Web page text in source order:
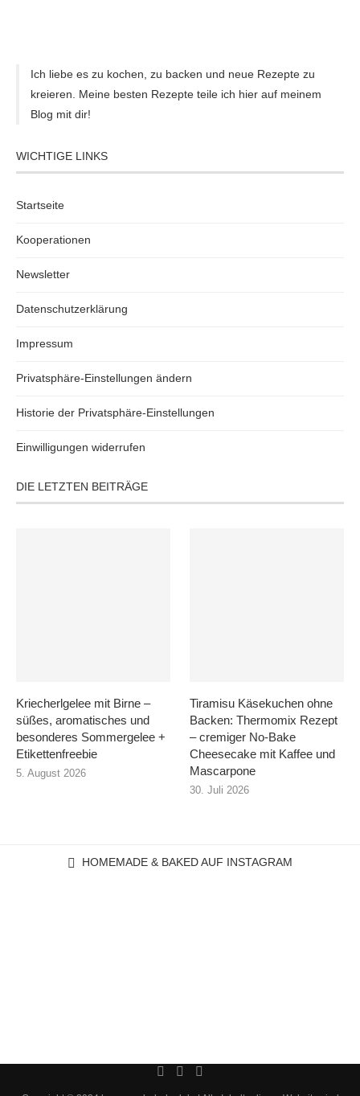
Ich liebe es zu kochen, zu backen und neue Rezepte zu
kreieren. Meine besten Rezepte teile ich hier auf meinem
Blog mit dir!
WICHTIGE LINKS
Startseite
Kooperationen
Newsletter
Datenschutzerklärung
Impressum
Privatsphäre-Einstellungen ändern
Historie der Privatsphäre-Einstellungen
Einwilligungen widerrufen
DIE LETZTEN BEITRÄGE
Kriecherlgelee mit Birne –
süßes, aromatisches und
besonderes Sommergelee +
Etikettenfreebie
5. August 2026
Tiramisu Käsekuchen ohne
Backen: Thermomix Rezept
– cremiger No-Bake
Cheesecake mit Kaffee und
Mascarpone
30. Juli 2026
HOMEMADE & BAKED AUF INSTAGRAM